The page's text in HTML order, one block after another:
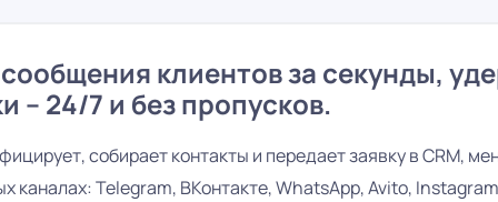
все входящие запросы, консультирует
клиента и ведет его к покупке.
секунды,
ИИ-ассистент для увеличения
заявок в бизнесе
клиентов за секунды,
– 24/7 и без пропусков.
собирает контакты и передает заявку в CRM,
каналах: Telegram, ВКонтакте, WhatsApp, Avito,